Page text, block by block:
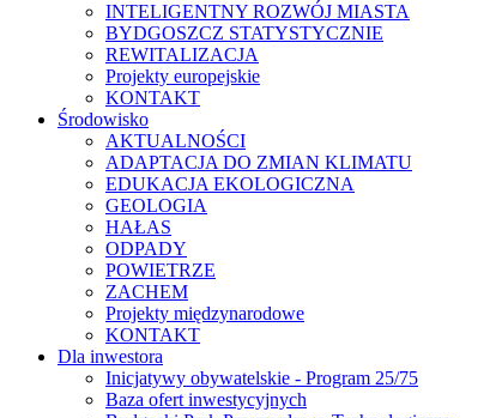
INTELIGENTNY ROZWÓJ MIASTA
BYDGOSZCZ STATYSTYCZNIE
REWITALIZACJA
Projekty europejskie
KONTAKT
Środowisko
AKTUALNOŚCI
ADAPTACJA DO ZMIAN KLIMATU
EDUKACJA EKOLOGICZNA
GEOLOGIA
HAŁAS
ODPADY
POWIETRZE
ZACHEM
Projekty międzynarodowe
KONTAKT
Dla inwestora
Inicjatywy obywatelskie - Program 25/75
Baza ofert inwestycyjnych